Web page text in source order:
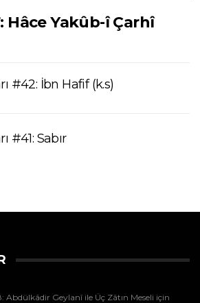
Hâce Yakûb-î Çarhî
#42: İbn Hafif (k.s)
#41: Sabır
Abdülkâdir Geylanî ile Üç Zâtın Meseli için